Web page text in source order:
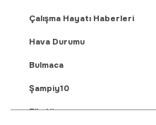
Çalışma Hayatı Haberleri
Hava Durumu
Bulmaca
Şampiy10
Fikstür